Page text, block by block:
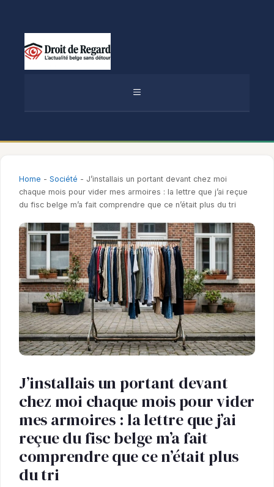
MENU
Home - Société - J’installais un portant devant chez moi
chaque mois pour vider mes armoires : la lettre que j’ai reçue
du fisc belge m’a fait comprendre que ce n’était plus du tri
J’installais un portant devant
chez moi chaque mois pour vider
mes armoires : la lettre que j’ai
reçue du fisc belge m’a fait
comprendre que ce n’était plus
du tri